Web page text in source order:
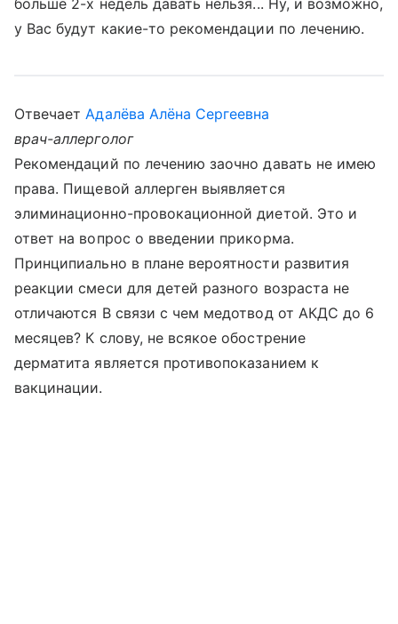
больше 2-х недель давать нельзя... Ну, и возможно,
у Вас будут какие-то рекомендации по лечению.
ОтвечаетАдалёва Алёна Сергеевна
врач-аллерголог
Рекомендаций по лечению заочно давать не имею
права. Пищевой аллерген выявляется
элиминационно-провокационной диетой. Это и
ответ на вопрос о введении прикорма.
Принципиально в плане вероятности развития
реакции смеси для детей разного возраста не
отличаются В связи с чем медотвод от АКДС до 6
месяцев? К слову, не всякое обострение
дерматита является противопоказанием к
вакцинации.